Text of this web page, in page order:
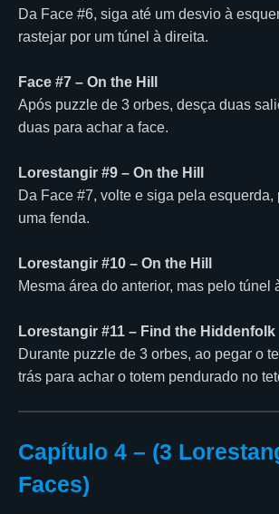
Da Face #6, siga até um desvio à
rastejar por um túnel à direita.
Face #7 – On the Hill
Após puzzle de 3 orbes, desça duas
duas para achar a face.
Lorestangir #9 – On the Hill
Da Face #7, volte e siga pela esquerda,
uma fenda.
Lorestangir #10 – On the Hill
Mesma área do anterior, mas pelo túnel
Lorestangir #11 – Find the Hiddenfolk
Durante puzzle de 3 orbes, ao pegar o
trás para achar o totem pendurado no
Capítulo 4 – (3
Faces)